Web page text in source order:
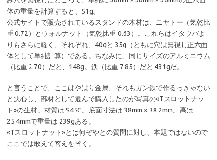
体の重量を計算すると、51g。
公式サイトで販売されているスタンドの木材は、ニヤトー（気乾比
重 0.72）とウォルナット（気乾比重 0.63）。これらはイタウバよ
りもさらに軽く、それぞれ、40gと 35g（ともに穴は無視し正六面
体として単純計算）である。ちなみに、同じサイズのアルミニウム
（比重 2.70）だと、148g。鉄（比重 7.85）だと 431gだ。
と言うことで、ここはやはり金属、それもガン鉄で作るっきゃない
と決心し、部材として選んで購入したのが写真の«Tスロットナッ
ト»の生材。材質は S45C。底面寸法は 38mm × 38.2mm。高は
25.4mmで重量は 239gある。
«Tスロットナット»とは何ぞやとの質問に対し、本題ではないので
ここでは敢えて答えを省く。